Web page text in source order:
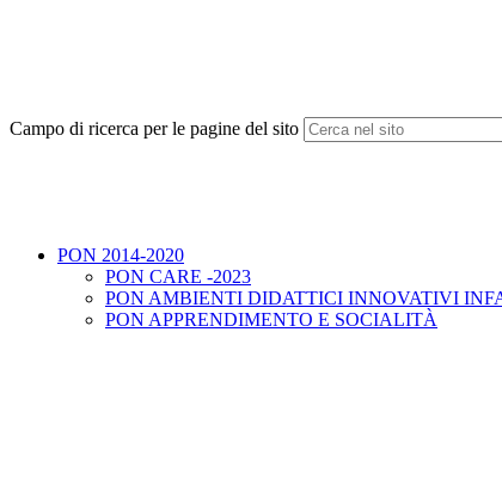
Campo di ricerca per le pagine del sito
PON 2014-2020
PON CARE -2023
PON AMBIENTI DIDATTICI INNOVATIVI
PON APPRENDIMENTO E SOCIALITÀ